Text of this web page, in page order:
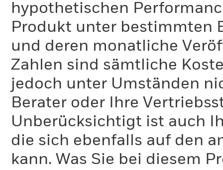
hypothetischen
Produkt unter bestimmten
und deren monatliche
Zahlen sind sämtliche
jedoch unter Umständen
Berater oder Ihre
Unberücksichtigt ist auch
die sich ebenfalls auf den
kann. Was Sie bei diesem